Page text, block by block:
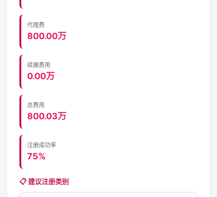
代理费
800.00万
续展费用
0.00万
总费用
800.03万
注册成功率
75%
📋 建议注册类别